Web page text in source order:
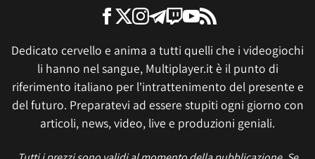
Dedicato cervello e anima a tutti quelli che i videogiochi
li hanno nel sangue, Multiplayer.it è il punto di
riferimento italiano per l'intrattenimento del presente e
del futuro. Preparatevi ad essere stupiti ogni giorno con
articoli, news, video, live e produzioni geniali.